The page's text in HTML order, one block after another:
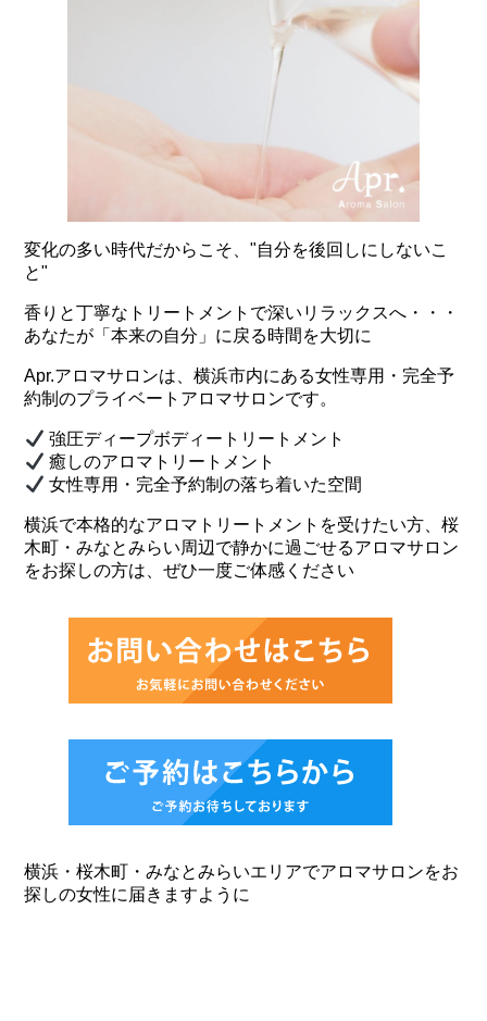
変化の多い時代だからこそ、"自分を後回しにしないこ
と"
香りと丁寧なトリートメントで深いリラックスへ・・・
あなたが「本来の自分」に戻る時間を大切に
Apr.アロマサロンは、横浜市内にある女性専用・完全予
約制のプライベートアロマサロンです。
強圧ディープボディートリートメント
癒しのアロマトリートメント
女性専用・完全予約制の落ち着いた空間
横浜で本格的なアロマトリートメントを受けたい方、桜
木町・みなとみらい周辺で静かに過ごせるアロマサロン
をお探しの方は、ぜひ一度ご体感ください
横浜・桜木町・みなとみらいエリアでアロマサロンをお
探しの女性に届きますように